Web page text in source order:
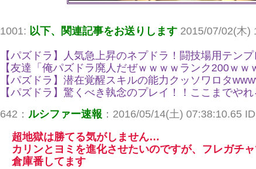
1001: 以下、関連記事をお送りします 2015/07/02(木)
【パズドラ】人気急上昇のネプドラ！闘技場用テン
【友達「俺パズドラ廃人だぜｗｗｗｗランク200ｗｗ
【パズドラ】潜在覚醒スキルの能力クッソワロタ
【パズドラ】驚くべき執念のプレイ！！ここまでや
642： ルシファー速報 ：2016/05/14(土) 07:38:10.65
超地獄は勝てる気がしません…
カリンとヨミを進化させたいのですが、フレガチ
倉庫番してます